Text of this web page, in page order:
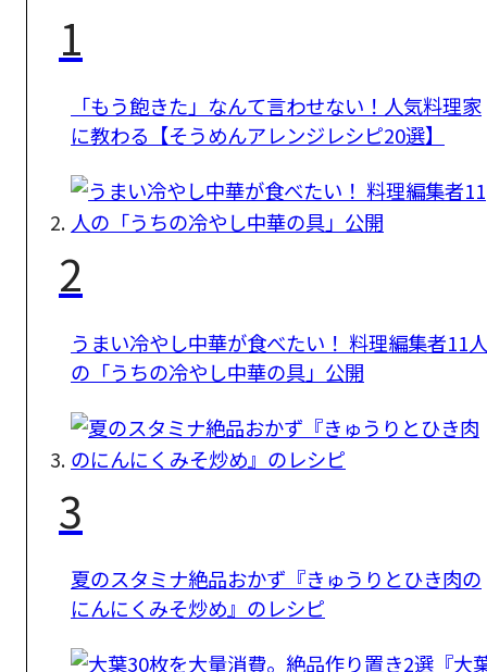
1
「もう飽きた」なんて言わせない！人気料理家
に教わる【そうめんアレンジレシピ20選】
2
うまい冷やし中華が食べたい！ 料理編集者11人
の「うちの冷やし中華の具」公開
3
夏のスタミナ絶品おかず『きゅうりとひき肉の
にんにくみそ炒め』のレシピ